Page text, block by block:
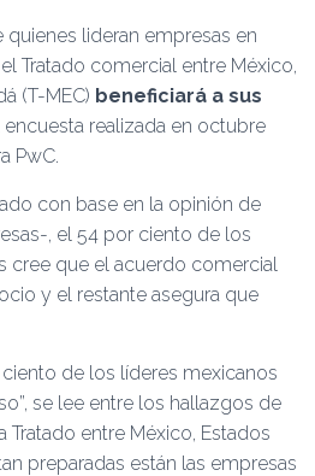
lideran empresas en
Tratado comercial entre México,
(T-MEC) beneficiará a sus
encuesta realizada en octubre
PwC.
con base en la opinión de
, el 54 por ciento de los
cree que el acuerdo comercial
y el restante asegura que
de los líderes mexicanos
se lee entre los hallazgos de
Tratado entre México, Estados
preparadas están las empresas